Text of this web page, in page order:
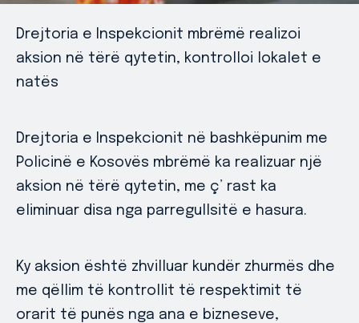
Drejtoria e Inspekcionit mbrëmë realizoi
aksion në tërë qytetin, kontrolloi lokalet e
natës
Drejtoria e Inspekcionit në bashkëpunim me
Policinë e Kosovës mbrëmë ka realizuar një
aksion në tërë qytetin, me ç’ rast ka
eliminuar disa nga parregullsitë e hasura.
Ky aksion është zhvilluar kundër zhurmës dhe
me qëllim të kontrollit të respektimit të
orarit të punës nga ana e bizneseve,